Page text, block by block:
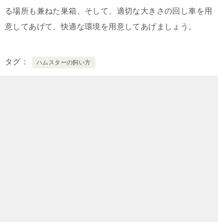
る場所も兼ねた巣箱、そして、適切な大きさの回し車を用
意してあげて、快適な環境を用意してあげましょう。
タグ ハムスターの飼い方